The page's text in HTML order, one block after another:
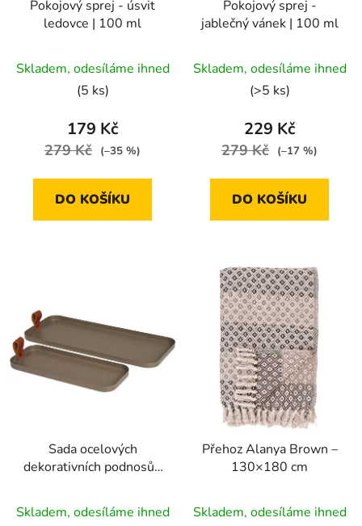
Pokojový sprej - úsvit
ledovce | 100 ml
Skladem, odesíláme ihned
(5 ks)
179 Kč
279 Kč (–35 %)
DO KOŠÍKU
Pokojový sprej -
jablečný vánek | 100 ml
Skladem, odesíláme ihned
(>5 ks)
229 Kč
279 Kč (–17 %)
DO KOŠÍKU
Sada ocelových
dekorativních podnosů /
Skladem, odesíláme ihned
Přehoz Alanya Brown –
130×180 cm
hodnocení
Skladem, odesíláme ihned